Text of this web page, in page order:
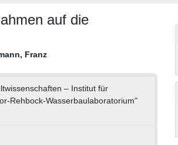
auf die
Franz
– Institut für
Rehbock-Wasserbaulaboratorium"